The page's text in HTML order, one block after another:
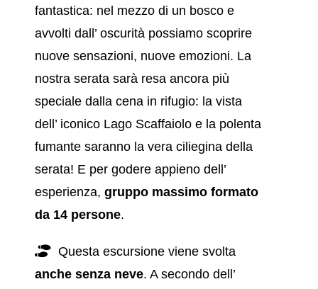
fantastica: nel mezzo di un bosco e
avvolti dall’ oscurità possiamo scoprire
nuove sensazioni, nuove emozioni. La
nostra serata sarà resa ancora più
speciale dalla cena in rifugio: la vista
dell’ iconico Lago Scaffaiolo e la polenta
fumante saranno la vera ciliegina della
serata! E per godere appieno dell’
esperienza,gruppo massimo formato
da 14 persone.
Questa escursione viene svolta
anche senza neve. A secondo dell’